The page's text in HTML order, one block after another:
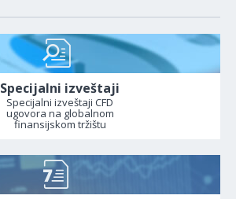
Specijalni izveštaji
Specijalni izveštaji CFD
ugovora na globalnom
finansijskom tržištu